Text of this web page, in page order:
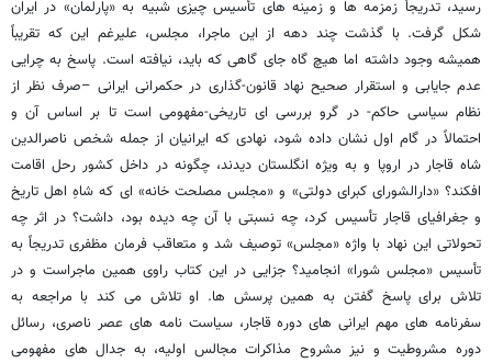
رسید، تدریجاً زمزمه ها و زمینه های تأسیس چیزی شبیه به «پارلمان» در ایران
شکل گرفت. با گذشت چند دهه از این ماجرا، مجلس، علیرغم این که تقریباً
همیشه وجود داشته اما هیچ گاه جای گاهی که باید، نیافته است. پاسخ به چرایی
عدم جایابی و استقرار صحیح نهاد قانون-گذاری در حکمرانی ایرانی –صرف نظر از
نظام سیاسی حاکم- در گرو بررسی ای تاریخی-مفهومی است تا بر اساس آن و
احتمالاً در گام اول نشان داده شود، نهادی که ایرانیان از جمله شخص ناصرالدین
شاه قاجار در اروپا و به ویژه انگلستان دیدند، چگونه در داخل کشور رحل اقامت
افکند؟ «دارالشورای کبرای دولتی» و «مجلس مصلحت خانه» ای که شاهِ اهل تاریخ
و جغرافیای قاجار تأسیس کرد، چه نسبتی با آن چه دیده بود، داشت؟ در اثر چه
تحولاتی این نهاد با واژه «مجلس» توصیف شد و متعاقب فرمان مظفری تدریجاً به
تأسیس «مجلس شورا» انجامید؟ جزایی در این کتاب راوی همین ماجراست و در
تلاش برای پاسخ گفتن به همین پرسش ها. او تلاش می کند با مراجعه به
سفرنامه های مهم ایرانی های دوره قاجار، سیاست نامه های عصر ناصری، رسائل
دوره مشروطیت و نیز مشروح مذاکرات مجالس اولیه، به جدال های مفهومی